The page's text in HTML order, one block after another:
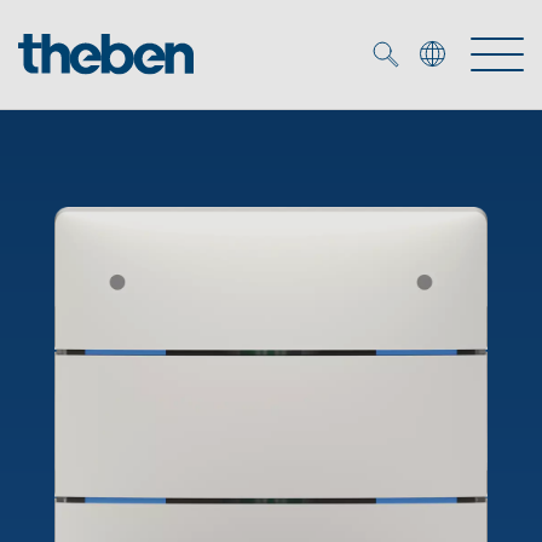
KNX
Smart Home
Détecteurs de présence et de mouvement
Solutions OEM
Solutions
Commande d'éclairage DALI-2
Médiathèque
Entreprise